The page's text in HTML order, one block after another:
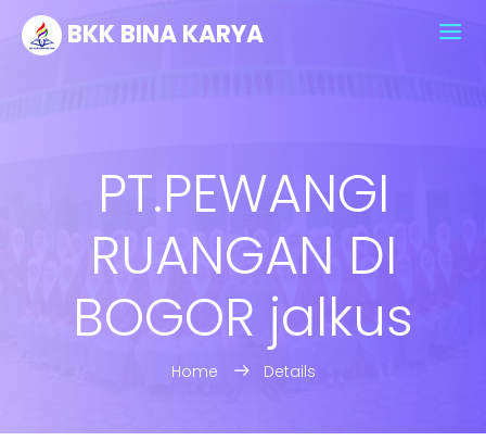
BKK BINA KARYA
PT.PEWANGI
RUANGAN DI
BOGOR jalkus
Home Details